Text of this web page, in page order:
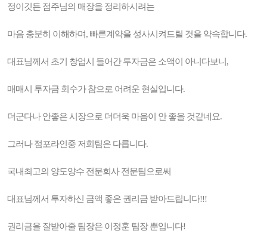
정이깃든 점주님의 매장을 정리하시려는
마음 충분히 이해하며, 빠른계약을 성사시켜드릴 것을 약속합니다.
대표님께서 초기 창업시 들어간 투자금은 소액이 아니다보니,
매매시 투자금 회수가 참으로 어려운 현실입니다.
더군다나 안좋은 시장으로 더더욱 마음이 안 좋을 것같네요.
그러나 점포라인중 저희팀은 다릅니다.
국내최고의 양도양수 전문회사 전문팀으로써
대표님께서 투자하신 금액 좋은 권리금 받아드립니다!!!
권리금을 잘받아줄 팀장은 이정훈 팀장 뿐입니다!